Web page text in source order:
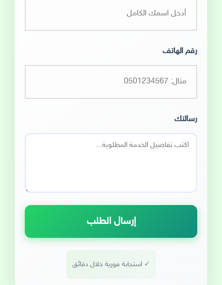
رقم الهاتف
رسالتك
إرسال الطلب
✓ استجابة فورية خلال دقائق